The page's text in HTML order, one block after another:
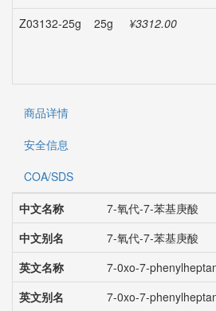
Z03132-25g
25g ¥3312.00
商品详情
安全信息
COA/SDS
中文名称
7-氧代-7-苯基庚酸
中文别名
7-氧代-7-苯基庚酸
英文名称
7-0xo-7-
英文别名
7-0xo-7-